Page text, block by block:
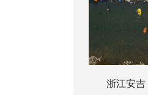
浙江安吉